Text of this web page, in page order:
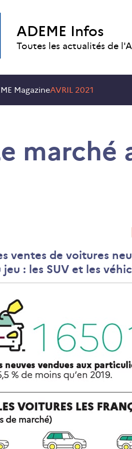
ADEME Infos
Toutes les actualités de
MagazineAVRIL 2021
marché
ventes de voitures
jeu : les SUV et les